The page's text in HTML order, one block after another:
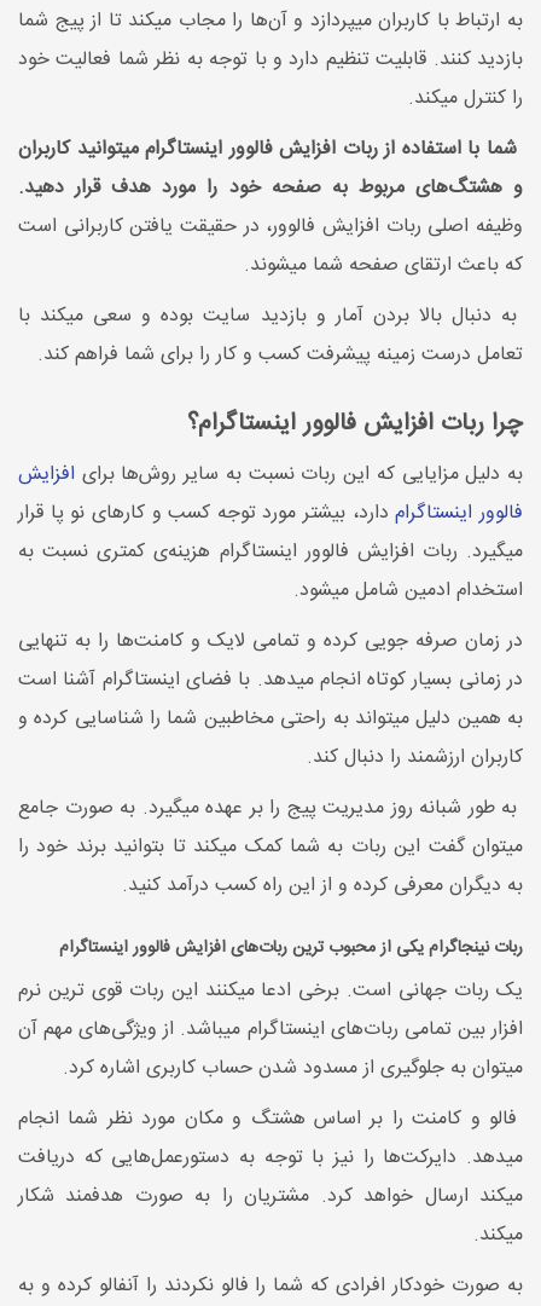
به ارتباط با کاربران میپردازد و آن‌ها را مجاب میکند تا از پیج شما
بازدید کنند. قابلیت تنظیم دارد و با توجه به نظر شما فعالیت خود
را کنترل میکند.
شما با استفاده از ربات افزایش فالوور اینستاگرام میتوانید کاربران
و هشتگ‌های مربوط به صفحه خود را مورد هدف قرار دهید.
وظیفه اصلی ربات افزایش فالوور، در حقیقت یافتن کاربرانی است
که باعث ارتقای صفحه شما میشوند.
به دنبال بالا بردن آمار و بازدید سایت بوده و سعی میکند با
تعامل درست زمینه پیشرفت کسب و کار را برای شما فراهم کند.
چرا ربات افزایش فالوور اینستاگرام؟
به دلیل مزایایی که این ربات نسبت به سایر روش‌ها برای افزایش
فالوور اینستاگرامدارد، بیشتر مورد توجه کسب و کارهای نو پا قرار
میگیرد. ربات افزایش فالوور اینستاگرام هزینه‌ی کمتری نسبت به
استخدام ادمین شامل میشود.
در زمان صرفه جویی کرده و تمامی لایک و کامنت‌ها را به تنهایی
در زمانی بسیار کوتاه انجام میدهد. با فضای اینستاگرام آشنا است
به همین دلیل میتواند به راحتی مخاطبین شما را شناسایی کرده و
کاربران ارزشمند را دنبال کند.
به طور شبانه روز مدیریت پیج را بر عهده میگیرد. به صورت جامع
میتوان گفت این ربات به شما کمک میکند تا بتوانید برند خود را
به دیگران معرفی کرده و از این راه کسب درآمد کنید.
ربات نینجاگرام یکی از محبوب ترین ربات‌های افزایش فالوور اینستاگرام
یک ربات جهانی است. برخی ادعا میکنند این ربات قوی ترین نرم
افزار بین تمامی ربات‌های اینستاگرام میباشد. از ویژگی‌های مهم آن
میتوان به جلوگیری از مسدود شدن حساب کاربری اشاره کرد.
فالو و کامنت را بر اساس هشتگ و مکان مورد نظر شما انجام
میدهد. دایرکت‌ها را نیز با توجه به دستورعمل‌هایی که دریافت
میکند ارسال خواهد کرد. مشتریان را به صورت هدفمند شکار
میکند.
به صورت خودکار افرادی که شما را فالو نکردند را آنفالو کرده و به